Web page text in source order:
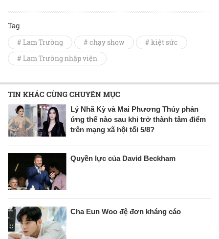
Tag
# Lam Trường # chạy show
# kiệt sức
# Lam Trường nhập viện
TIN KHÁC CÙNG CHUYÊN MỤC
Lý Nhã Kỳ và Mai Phương Thúy phản
ứng thế nào sau khi trở thành tâm điểm
trên mạng xã hội tối 5/8?
Quyền lực của David Beckham
Cha Eun Woo đệ đơn kháng cáo